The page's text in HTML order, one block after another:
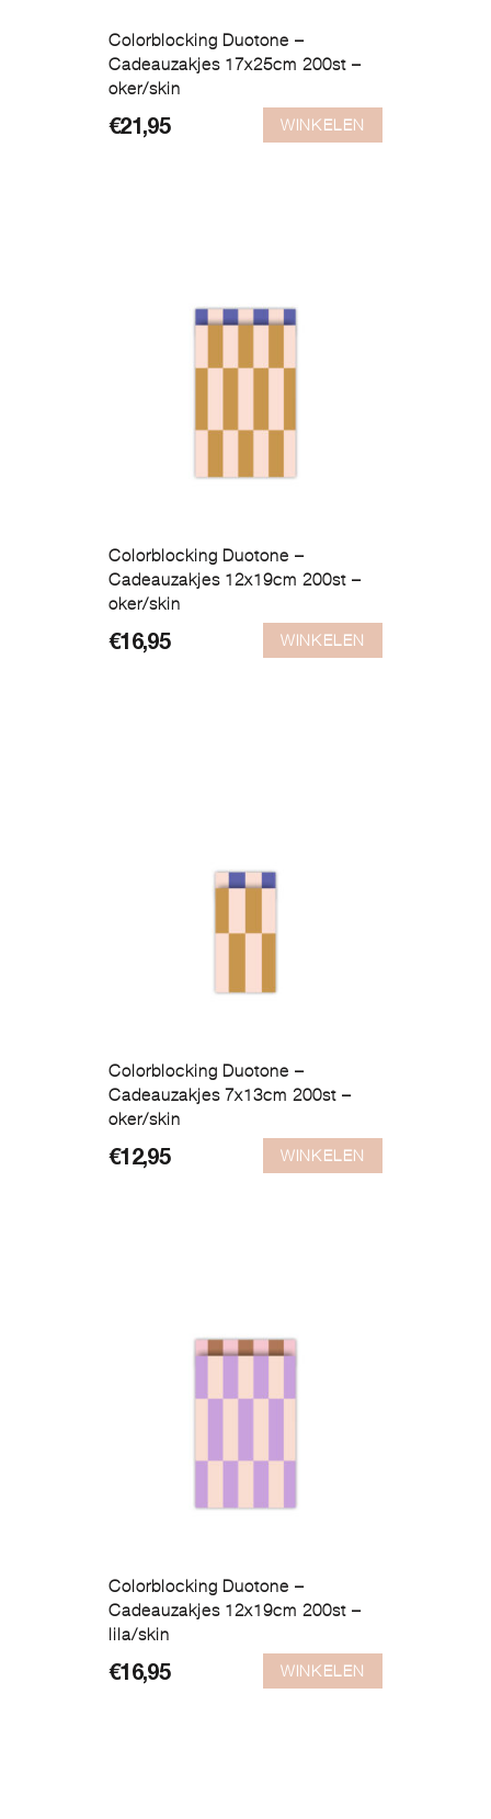
Colorblocking Duotone –
Cadeauzakjes 17x25cm 200st –
oker/skin
€21,95 WINKELEN
Colorblocking Duotone –
Cadeauzakjes 12x19cm 200st –
oker/skin
€16,95 WINKELEN
Colorblocking Duotone –
Cadeauzakjes 7x13cm 200st –
oker/skin
€12,95 WINKELEN
Colorblocking Duotone –
Cadeauzakjes 12x19cm 200st –
lila/skin
€16,95 WINKELEN